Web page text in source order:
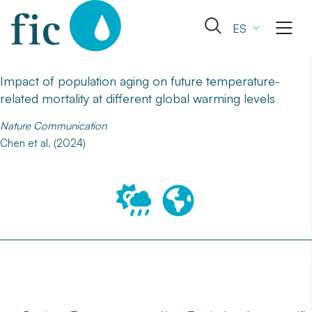
content
Abrir
búsqueda
ES
Impact of population aging on future temperature-
related mortality at different global warming levels
Nature Communication
Chen et al. (2024)